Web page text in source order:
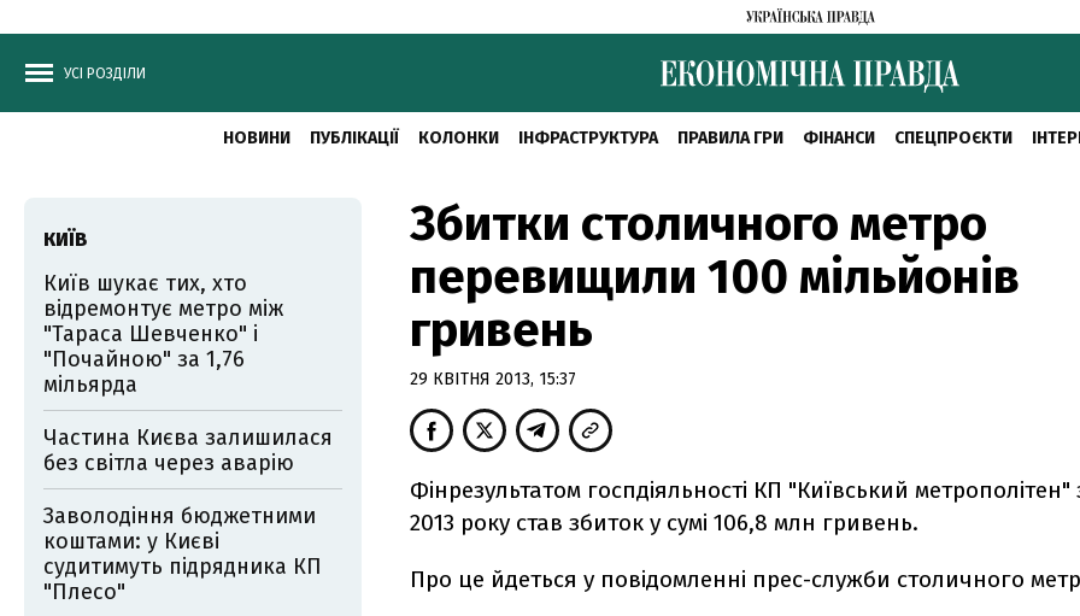
УСІ РОЗДІЛИ
НОВИНИ ПУБЛІКАЦІЇ КОЛОНКИ ІНФРАСТРУКТУРА ПРАВИЛА ГРИ ФІНАНСИ СПЕЦПРОЄКТИ
Збитки столичного метро
перевищили 100 мільйонів
гривень
29 КВІТНЯ 2013, 15:37
Фінрезультатом госпдіяльності КП "Київський метрополітен"
2013 року став збиток у сумі 106,8 млн гривень.
Про це йдеться у повідомленні прес-служби столичного
КИЇВ
Київ шукає тих, хто
відремонтує метро між
"Тараса Шевченко" і
"Почайною" за 1,76
мільярда
Частина Києва залишилася
без світла через аварію
Заволодіння бюджетними
коштами: у Києві
судитимуть підрядника КП
"Плесо"